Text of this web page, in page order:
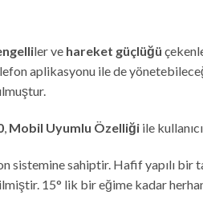
ler ve hareket güçlüğü
aplikasyonu ile de
, Mobil Uyumlu Özelliği ile
sahiptir. Hafif yapılı bir
15° lik bir eğime kadar